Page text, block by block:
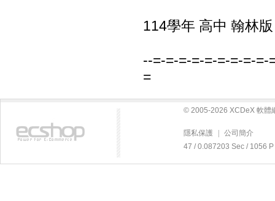
114學年 高中 翰林
--=-=-=-=-=-=-=-=-=-
=
© 2005-2026 XCDeX 軟體
隱私保護
公司簡介
47 / 0.087203 Sec / 1056